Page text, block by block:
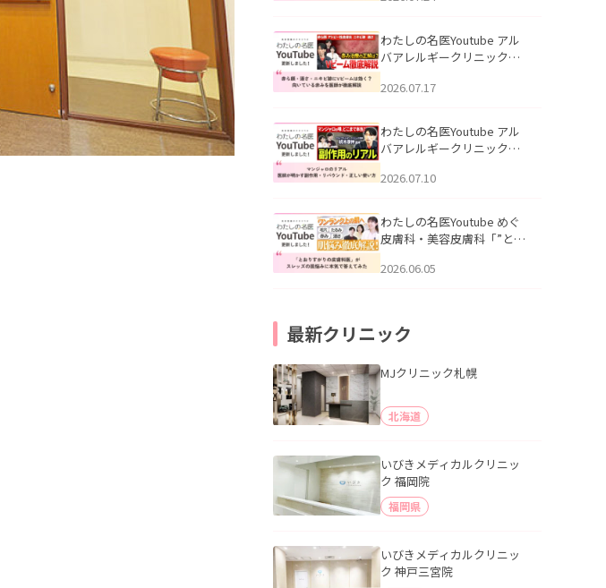
公開いたしました。
わたしの名医Youtube アル
バアレルギークリニック札
跡にVビームは効く？向いて
説」を公開いたしました。
2026.07.17
わたしの名医Youtube アル
バアレルギークリニック札
医師が明かす副作用・リバ
公開いたしました。
2026.07.10
わたしの名医Youtube めぐ
皮膚科・美容皮膚科「”とお
ッズの肌悩みに本気で答え
2026.06.05
最新クリニック
MJクリニック札幌
北海道
いびきメディカルクリニッ
ク 福岡院
福岡県
いびきメディカルクリニッ
ク 神戸三宮院